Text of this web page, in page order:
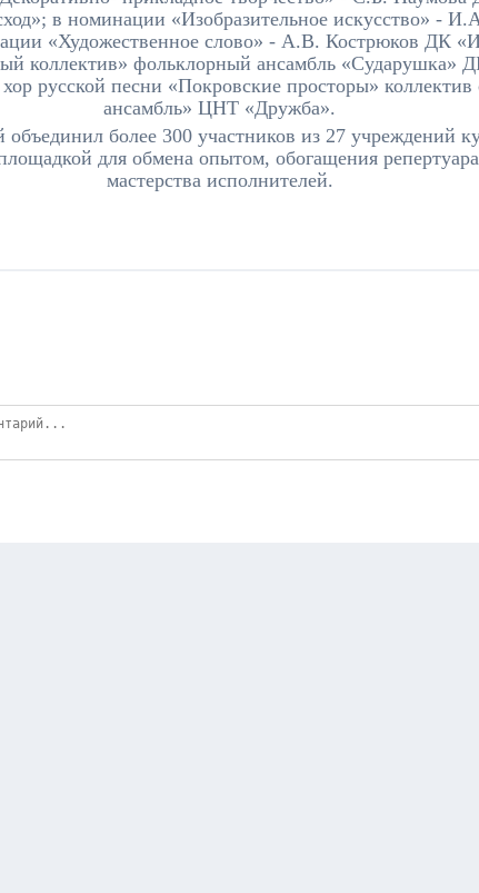
в номинации «Изобразительное искусство» -
«Художественное слово» - А.В. Кострюков ДК
коллектив» фольклорный ансамбль «Сударушка»
русской песни «Покровские просторы»
ансамбль» ЦНТ «Дружба».
более 300 участников из 27 учреждений
для обмена опытом, обогащения
мастерства исполнителей.